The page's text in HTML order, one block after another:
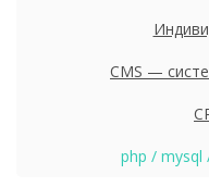
CMS —
php / mysql